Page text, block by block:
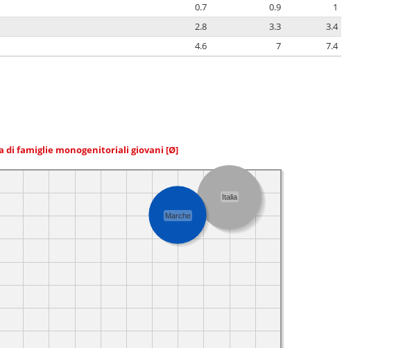
0.7 0.9
1
2.8 3.3
3.4
4.6 7 7.4
di famiglie monogenitoriali giovani [Ø]
Italia
Marche